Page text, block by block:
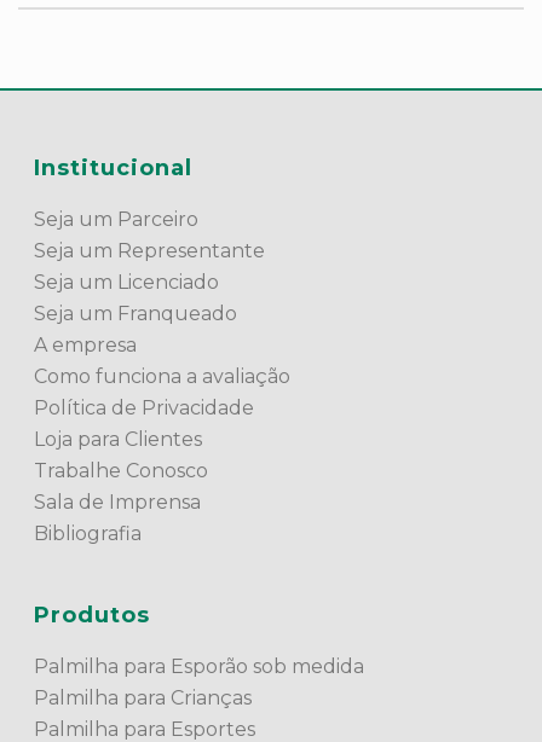
Institucional
Seja um Parceiro
Seja um Representante
Seja um Licenciado
Seja um Franqueado
A empresa
Como funciona a avaliação
Política de Privacidade
Loja para Clientes
Trabalhe Conosco
Sala de Imprensa
Bibliografia
Produtos
Palmilha para Esporão sob medida
Palmilha para Crianças
Palmilha para Esportes